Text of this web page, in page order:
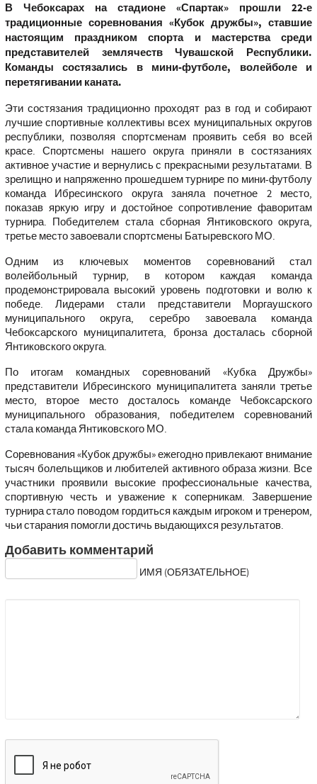
В Чебоксарах на стадионе «Спартак» прошли 22-е
традиционные соревнования «Кубок дружбы», ставшие
настоящим праздником спорта и мастерства среди
представителей землячеств Чувашской Республики.
Команды состязались в мини-футболе, волейболе и
перетягивании каната.
Эти состязания традиционно проходят раз в год и собирают
лучшие спортивные коллективы всех муниципальных округов
республики, позволяя спортсменам проявить себя во всей
красе. Спортсмены нашего округа приняли в состязаниях
активное участие и вернулись с прекрасными результатами. В
зрелищно и напряженно прошедшем турнире по мини-футболу
команда Ибресинского округа заняла почетное 2 место,
показав яркую игру и достойное сопротивление фаворитам
турнира. Победителем стала сборная Янтиковского округа,
третье место завоевали спортсмены Батыревского МО.
Одним из ключевых моментов соревнований стал
волейбольный турнир, в котором каждая команда
продемонстрировала высокий уровень подготовки и волю к
победе. Лидерами стали представители Моргаушского
муниципального округа, серебро завоевала команда
Чебоксарского муниципалитета, бронза досталась сборной
Янтиковского округа.
По итогам командных соревнований «Кубка Дружбы»
представители Ибресинского муниципалитета заняли третье
место, второе место досталось команде Чебоксарского
муниципального образования, победителем соревнований
стала команда Янтиковского МО.
Соревнования «Кубок дружбы» ежегодно привлекают внимание
тысяч болельщиков и любителей активного образа жизни. Все
участники проявили высокие профессиональные качества,
спортивную честь и уважение к соперникам. Завершение
турнира стало поводом гордиться каждым игроком и тренером,
чьи старания помогли достичь выдающихся результатов.
Добавить комментарий
ИМЯ (ОБЯЗАТЕЛЬНОЕ)